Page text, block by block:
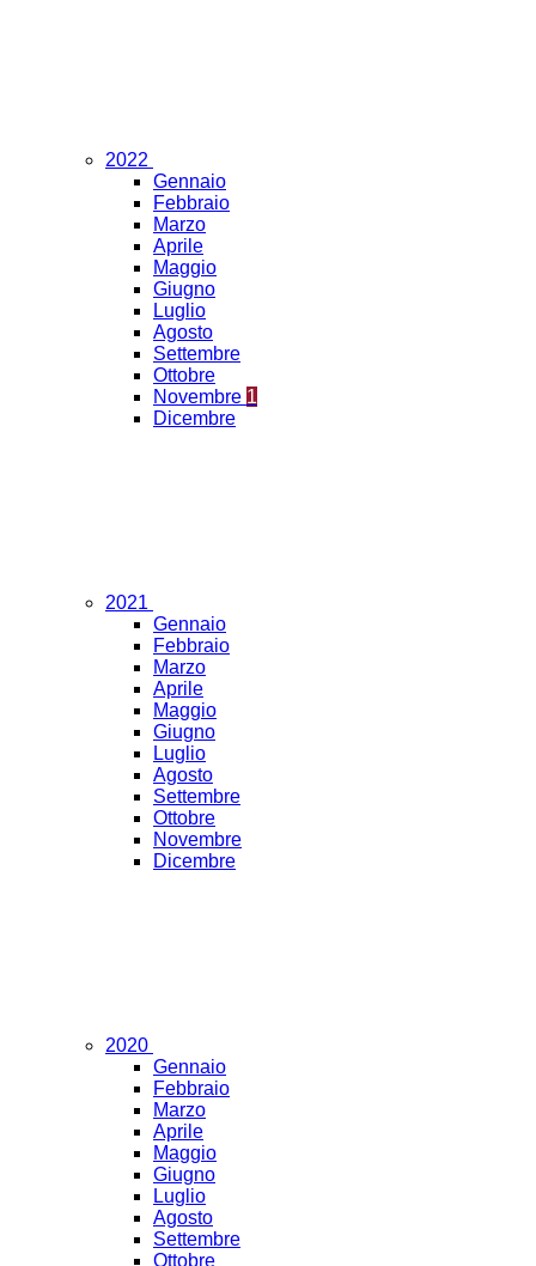
2022
Gennaio
Febbraio
Marzo
Aprile
Maggio
Giugno
Luglio
Agosto
Settembre
Ottobre
Novembre 1
Dicembre
2021
Gennaio
Febbraio
Marzo
Aprile
Maggio
Giugno
Luglio
Agosto
Settembre
Ottobre
Novembre
Dicembre
2020
Gennaio
Febbraio
Marzo
Aprile
Maggio
Giugno
Luglio
Agosto
Settembre
Ottobre